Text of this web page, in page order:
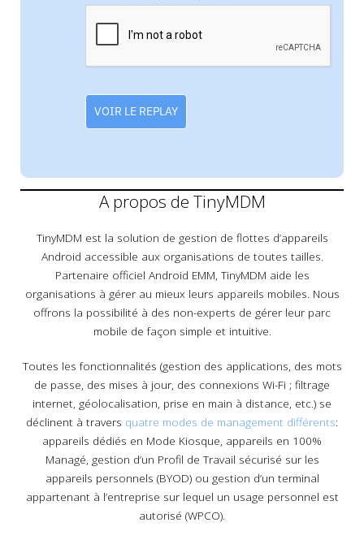
VOIR LE REPLAY
A propos de TinyMDM
TinyMDM est la solution de gestion de flottes d’appareils
Android accessible aux organisations de toutes tailles.
Partenaire officiel Android EMM, TinyMDM aide les
organisations à gérer au mieux leurs appareils mobiles. Nous
offrons la possibilité à des non-experts de gérer leur parc
mobile de façon simple et intuitive.
Toutes les fonctionnalités (gestion des applications, des mots
de passe, des mises à jour, des connexions Wi-Fi ; filtrage
internet, géolocalisation, prise en main à distance, etc.) se
déclinent à travers quatre modes de management différents:
appareils dédiés en Mode Kiosque, appareils en 100%
Managé, gestion d’un Profil de Travail sécurisé sur les
appareils personnels (BYOD) ou gestion d’un terminal
appartenant à l’entreprise sur lequel un usage personnel est
autorisé (WPCO).